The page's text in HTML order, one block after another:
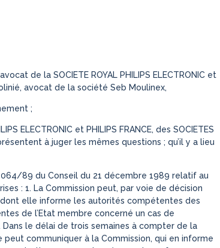
de la SOCIETE ROYAL PHILIPS ELECTRONIC et
avocat de la société Seb Moulinex,
;
ELECTRONIC et PHILIPS FRANCE, des SOCIETES
à juger les mêmes questions ; qu’il y a lieu
89 du Conseil du 21 décembre 1989 relatif au
: 1. La Commission peut, par voie de décision
elle informe les autorités compétentes des
de l’Etat membre concerné un cas de
le délai de trois semaines à compter de la
communiquer à la Commission, qui en informe